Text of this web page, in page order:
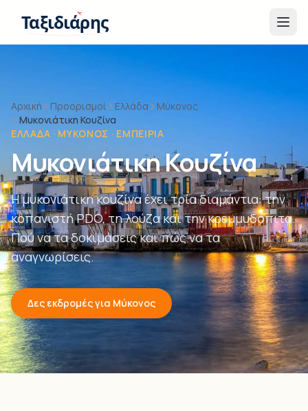
Ταξιδιάρης
Αρχική Προορισμοί Ελλάδα
Μύκονος
Μυκονιάτικη Κουζίνα
ΕΛΛΆΔΑ · ΜΎΚΟΝΟΣ · ΕΜΠΕΙΡΊΑ
Μυκονιάτικη Κουζίνα
Η μυκονιάτικη κουζίνα έχει τρία διαμάντια: την
κοπανιστή PDO, τη λούζα και την κρεμμυδόπιτα.
Πού να τα δοκιμάσεις και πώς να τα
αναγνωρίσεις.
Δες εκδρομές για Μύκονος